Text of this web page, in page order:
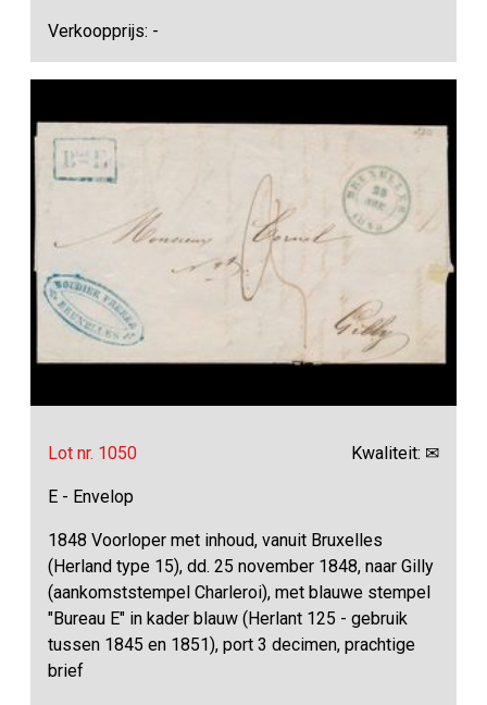
Verkoopprijs: -
Lot nr. 1050 Kwaliteit: ✉
E - Envelop
1848 Voorloper met inhoud, vanuit Bruxelles
(Herland type 15), dd. 25 november 1848, naar Gilly
(aankomststempel Charleroi), met blauwe stempel
"Bureau E" in kader blauw (Herlant 125 - gebruik
tussen 1845 en 1851), port 3 decimen, prachtige
brief